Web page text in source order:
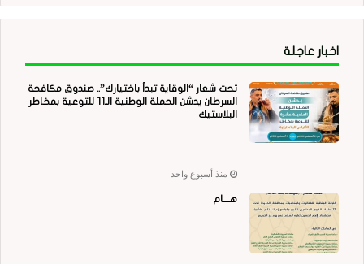
اخبار عاجلة
تحت شعار “الوقاية تبدأ باختيارك”.. صندوق مكافحة
السرطان يدشن الحملة الوطنية الـ11 للتوعية بمخاطر
البلاستيك
منذ أسبوع واحد
هــــام